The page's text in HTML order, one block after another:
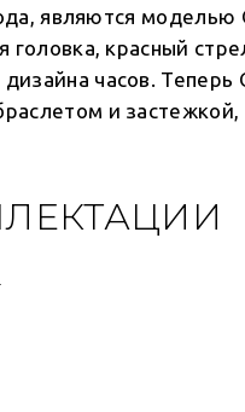
являются
головка, красный
часов. Теперь
и